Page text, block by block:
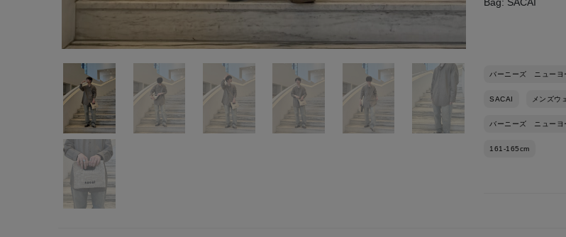
バーニーズ ニューヨ
SACAI メンズウ
バーニーズ ニューヨ
161-165cm